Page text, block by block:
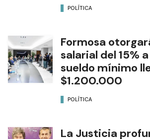
POLÍTICA
Formosa
salarial del 15%
sueldo mínimo
$1.200.000
POLÍTICA
La Justicia